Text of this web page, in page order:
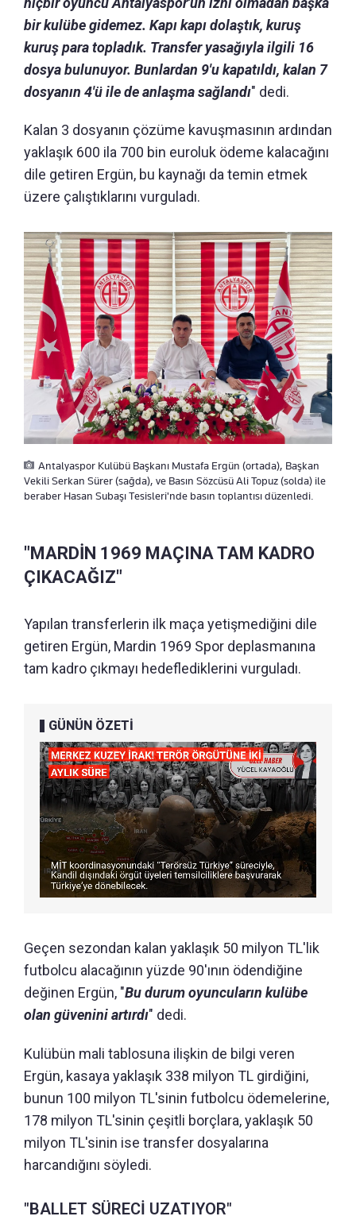
bir kulübe gidemez. Kapı kapı dolaştık, kuruş
kuruş para topladık. Transfer yasağıyla ilgili 16
dosya bulunuyor. Bunlardan 9'u kapatıldı, kalan 7
dosyanın 4'ü ile de anlaşma sağlandı" dedi.
Kalan 3 dosyanın çözüme kavuşmasının ardından
yaklaşık 600 ila 700 bin euroluk ödeme kalacağını
dile getiren Ergün, bu kaynağı da temin etmek
üzere çalıştıklarını vurguladı.
Antalyaspor Kulübü Başkanı Mustafa Ergün (ortada), Başkan
Vekili Serkan Sürer (sağda), ve Basın Sözcüsü Ali Topuz (solda) ile
beraber Hasan Subaşı Tesisleri'nde basın toplantısı düzenledi.
"MARDİN 1969 MAÇINA TAM KADRO
ÇIKACAĞIZ"
Yapılan transferlerin ilk maça yetişmediğini dile
getiren Ergün, Mardin 1969 Spor deplasmanına
tam kadro çıkmayı hedeflediklerini vurguladı.
GÜNÜN ÖZETİ
Geçen sezondan kalan yaklaşık 50 milyon TL'lik
futbolcu alacağının yüzde 90'ının ödendiğine
değinen Ergün, "Bu durum oyuncuların kulübe
olan güvenini artırdı" dedi.
Kulübün mali tablosuna ilişkin de bilgi veren
Ergün, kasaya yaklaşık 338 milyon TL girdiğini,
bunun 100 milyon TL'sinin futbolcu ödemelerine,
178 milyon TL'sinin çeşitli borçlara, yaklaşık 50
milyon TL'sinin ise transfer dosyalarına
harcandığını söyledi.
"BALLET SÜRECİ UZATIYOR"